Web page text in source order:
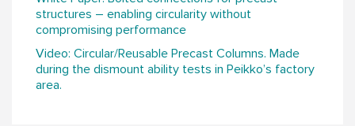
structures – enabling circularity without
compromising performance
Video: Circular/Reusable Precast Columns. Made
during the dismount ability tests in Peikko’s factory
area.